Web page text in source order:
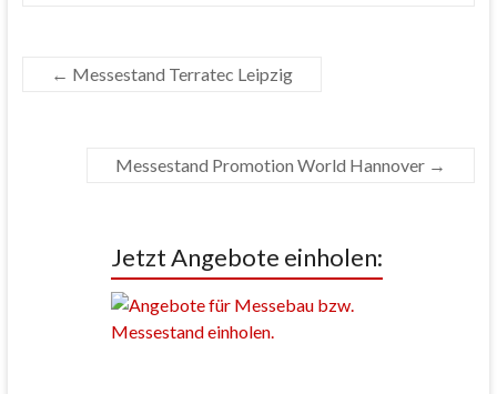
← Messestand Terratec Leipzig
Messestand Promotion World Hannover →
Jetzt Angebote einholen: